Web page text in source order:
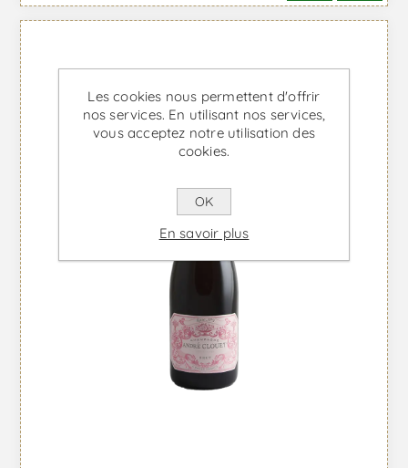
Les cookies nous permettent d'offrir
nos services. En utilisant nos services,
vous acceptez notre utilisation des
cookies.
OK
En savoir plus